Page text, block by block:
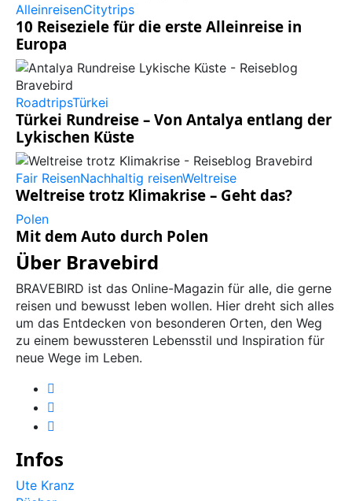
AlleinreisenCitytrips
10 Reiseziele für die erste Alleinreise in
Europa
RoadtripsTürkei
Türkei Rundreise – Von Antalya entlang der
Lykischen Küste
Fair ReisenNachhaltig reisenWeltreise
Weltreise trotz Klimakrise – Geht das?
Polen
Mit dem Auto durch Polen
Über Bravebird
BRAVEBIRD ist das Online-Magazin für alle, die gerne
reisen und bewusst leben wollen. Hier dreht sich alles
um das Entdecken von besonderen Orten, den Weg
zu einem bewussteren Lebensstil und Inspiration für
neue Wege im Leben.
Infos
Ute Kranz